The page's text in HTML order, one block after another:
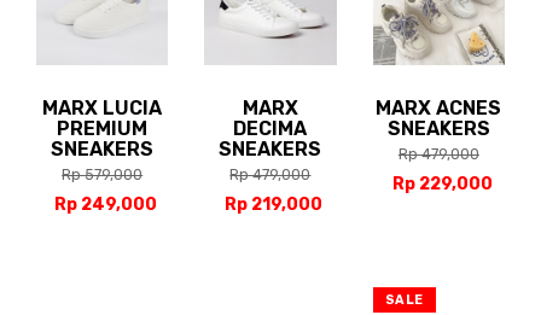
MARX LUCIA
PREMIUM
SNEAKERS
Rp 579,000
Rp 249,000
MARX
DECIMA
SNEAKERS
Rp 479,000
Rp 219,000
MARX ACNES
SNEAKERS
Rp 479,000
Rp 229,000
SALE